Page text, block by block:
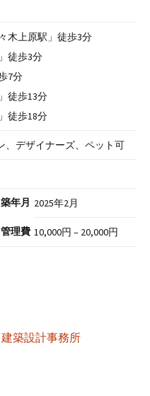
木上原駅」徒歩3分
徒歩3分
7分
徒歩13分
徒歩18分
、デザイナーズ、ペット可
築年月 2025年2月
管理費 10,000円 – 20,000円
築設計事務所